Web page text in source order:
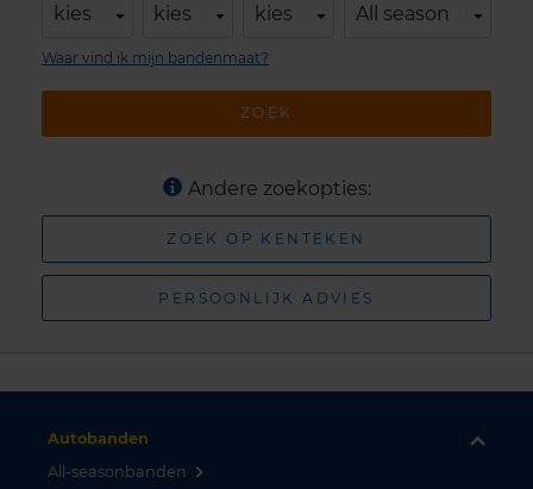
kies kies kies All season
ZOEK
Waar vind ik mijn bandenmaat?
Andere zoekopties:
ZOEK OP KENTEKEN
PERSOONLIJK ADVIES
Autobanden
All-seasonbanden